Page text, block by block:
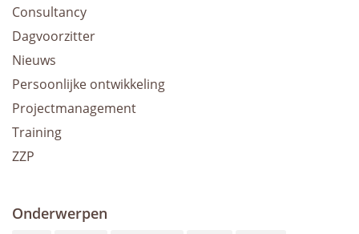
Consultancy
Dagvoorzitter
Nieuws
Persoonlijke ontwikkeling
Projectmanagement
Training
ZZP
Onderwerpen